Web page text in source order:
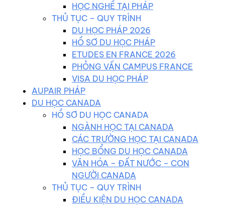
HỌC NGHỀ TẠI PHÁP
THỦ TỤC – QUY TRÌNH
DU HỌC PHÁP 2026
HỒ SƠ DU HỌC PHÁP
ETUDES EN FRANCE 2026
PHỎNG VẤN CAMPUS FRANCE
VISA DU HỌC PHÁP
AUPAIR PHÁP
DU HỌC CANADA
HỒ SƠ DU HỌC CANADA
NGÀNH HỌC TẠI CANADA
CÁC TRƯỜNG HỌC TẠI CANADA
HỌC BỔNG DU HỌC CANADA
VĂN HÓA – ĐẤT NƯỚC – CON
NGƯỜI CANADA
THỦ TỤC – QUY TRÌNH
ĐIỀU KIỆN DU HỌC CANADA